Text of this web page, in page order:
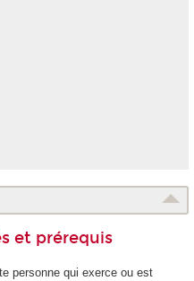
et prérequis
personne qui exerce ou est